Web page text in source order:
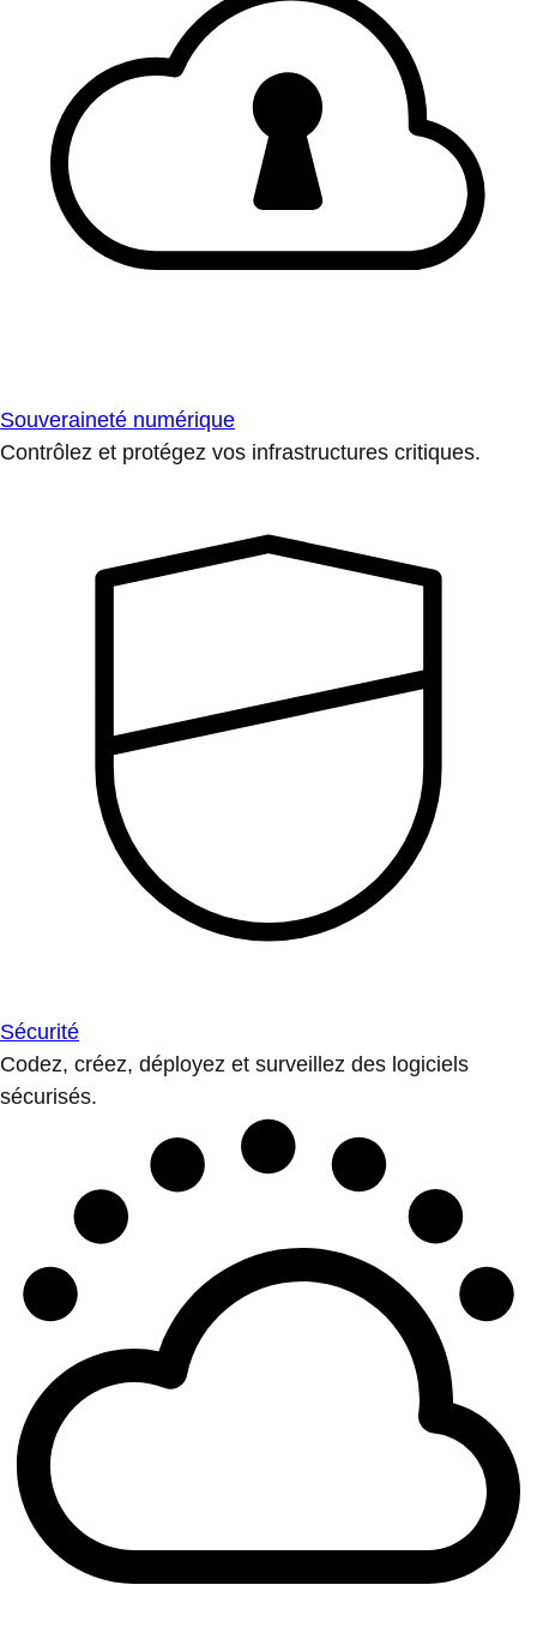
Souveraineté numérique
Contrôlez et protégez vos infrastructures critiques.
Sécurité
Codez, créez, déployez et surveillez des logiciels
sécurisés.